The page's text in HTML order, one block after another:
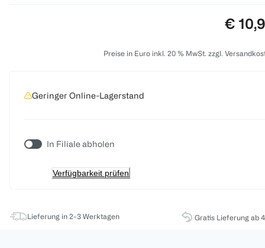
Preis:
€
Preise in Euro inkl. 20 % MwSt. zzgl.
Geringer Online-Lagerstand
In Filiale abholen
Verfügbarkeit prüfen
Lieferung in 2-3 Werktagen Gratis Lieferung ab